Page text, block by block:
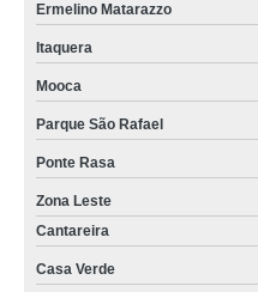
Ermelino Matarazzo
Itaquera
Mooca
Parque São Rafael
Ponte Rasa
Zona Leste
Cantareira
Casa Verde